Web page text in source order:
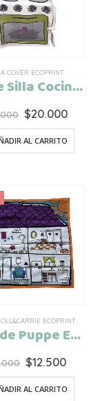
COVER ECOPRINT
Cubre Silla Cocina Ecoprint
El
precio
original
era:
$35.000.
$20.000El
actual
es:
AL CARRITO
ECOPRINT
Casa de Puppe Enrollable Orange Ecoprint
El
precio
original
era:
$12.500El
actual
es:
AL CARRITO